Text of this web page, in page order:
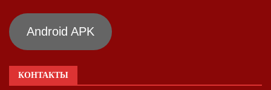
Android APK
КОНТАКТЫ